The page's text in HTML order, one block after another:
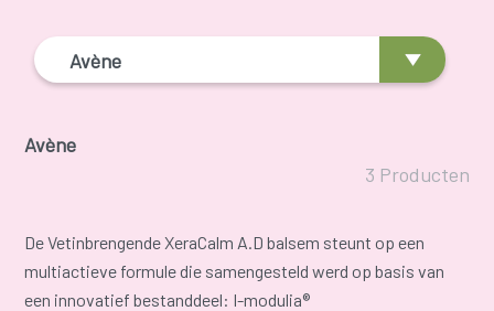
Avène
Avène
3 Producten
De Vetinbrengende XeraCalm A.D balsem steunt op een
multiactieve formule die samengesteld werd op basis van
een innovatief bestanddeel: I-modulia®